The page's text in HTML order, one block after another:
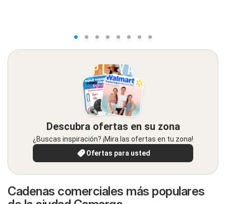
Descubra ofertas en su zona
¿Buscas inspiración? ¡Mira las ofertas en tu zona!
Ofertas para usted
Cadenas comerciales más populares